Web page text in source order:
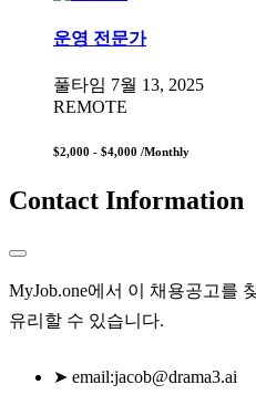
운영 전문가
풀타임 7월 13, 2025
REMOTE
$2,000 - $4,000 /Monthly
Contact Information
MyJob.one에서 이 채용공고를
유리할 수 있습니다.
➤ email:jacob@drama3.ai